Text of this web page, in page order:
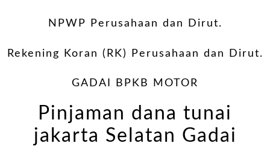
NPWP Perusahaan dan Dirut.
Rekening Koran (RK) Perusahaan dan Dirut.
GADAI BPKB MOTOR
Pinjaman dana tunai
jakarta Selatan Gadai